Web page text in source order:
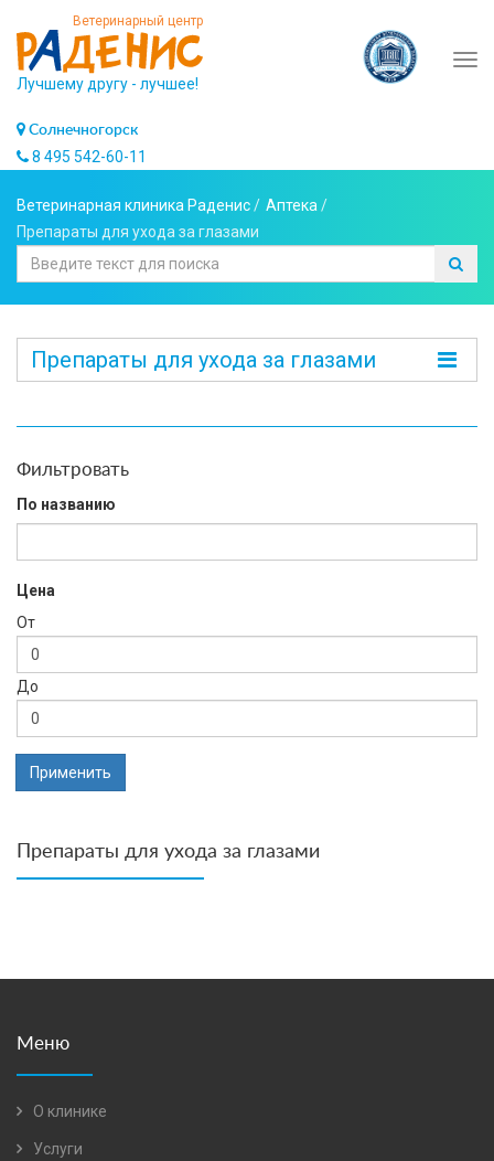
Ветеринарный центр
Лучшему другу - лучшее!
Солнечногорск
8 495 542-60-11
Ветеринарная клиника Раденис/ Аптека/
Препараты для ухода за глазами
Препараты для ухода за глазами
Фильтровать
По названию
Цена
От
До
Применить
Препараты для ухода за глазами
Меню
О клинике
Услуги